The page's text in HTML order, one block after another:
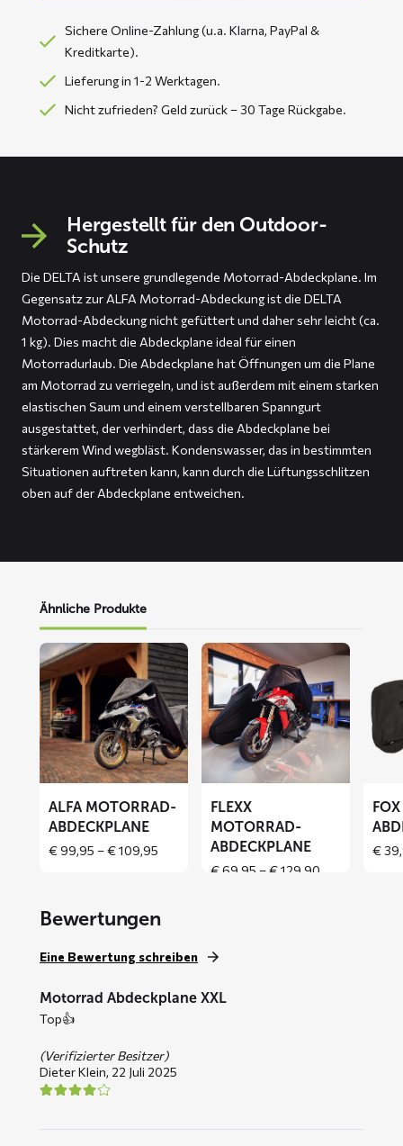
Sichere Online-Zahlung (u.a. Klarna, PayPal &
Kreditkarte).
Lieferung in 1-2 Werktagen.
Nicht zufrieden? Geld zurück – 30 Tage Rückgabe.
Hergestellt für den Outdoor-
Schutz
Die DELTA ist unsere grundlegende Motorrad-Abdeckplane. Im
Gegensatz zur ALFA Motorrad-Abdeckung ist die DELTA
Motorrad-Abdeckung nicht gefüttert und daher sehr leicht (ca.
1 kg). Dies macht die Abdeckplane ideal für einen
Motorradurlaub. Die Abdeckplane hat Öffnungen um die Plane
am Motorrad zu verriegeln, und ist außerdem mit einem starken
elastischen Saum und einem verstellbaren Spanngurt
ausgestattet, der verhindert, dass die Abdeckplane bei
stärkerem Wind wegbläst. Kondenswasser, das in bestimmten
Situationen auftreten kann, kann durch die Lüftungsschlitzen
oben auf der Abdeckplane entweichen.
Ähnliche Produkte
Mehr
lesen
über
ALFA
Motorrad-
Abdeckplane
ALFA MOTORRAD-
ABDECKPLANE
€99,95 –€109,95Price
€ 109,95
Mehr
lesen
über
FLEXX
Motorrad-
Abdeckplane
FLEXX
MOTORRAD-
ABDECKPLANE
€69,95 –€129,90
über
FOX
€
Bewertungen
Eine Bewertung schreiben
Motorrad Abdeckplane XXL
Top👍
(Verifizierter Besitzer)
Dieter Klein, 22 Juli 2025